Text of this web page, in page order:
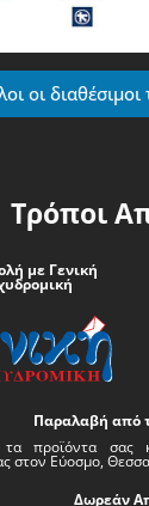
οι
Τρόποι
με Γενική
Παραλαβή από
τα προϊόντα σας
στον Εύοσμο,
Δωρεάν